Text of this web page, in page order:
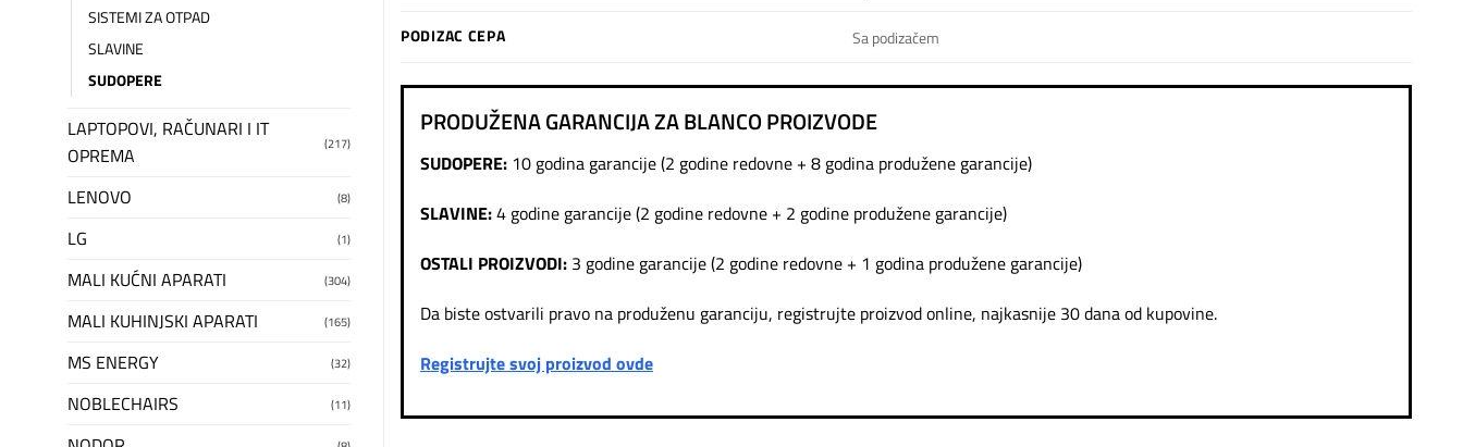
SISTEMI ZA OTPAD
SLAVINE
SUDOPERE
LAPTOPOVI, RAČUNARI I IT
OPREMA
(217)
LENOVO (8)
LG (1)
MALI KUĆNI APARATI (304)
MALI KUHINJSKI APARATI (165)
MS ENERGY (32)
NOBLECHAIRS (11)
PODIZAC CEPA Sa podizačem
PRODUŽENA GARANCIJA ZA BLANCO PROIZVODE
SUDOPERE: 10 godina garancije (2 godine redovne + 8 godina produžene garancije)
SLAVINE:4 godine garancije (2 godine redovne + 2 godine produžene garancije)
OSTALI PROIZVODI: 3 godine garancije (2 godine redovne + 1 godina produžene garancije)
Da biste ostvarili pravo na produženu garanciju, registrujte proizvod online, najkasnije 30 dana od kupovine.
Registrujte svoj proizvod ovde